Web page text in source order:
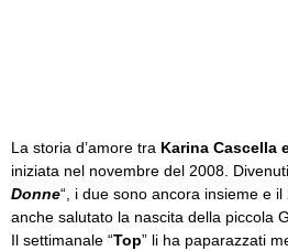
La storia d’amore tra Karina Cascella
iniziata nel novembre del 2008.
Donne“, i due sono ancora insieme e
anche salutato la nascita della piccola
Il settimanale “Top” li ha paparazzati